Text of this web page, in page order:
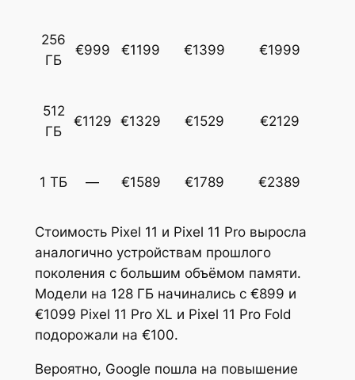
256
ГБ
€999 €1199 €1399 €1999
512
ГБ
€1129 €1329 €1529 €2129
1 ТБ — €1589 €1789 €2389
Стоимость Pixel 11 и Pixel 11 Pro выросла
аналогично устройствам прошлого
поколения с большим объёмом памяти.
Модели на 128 ГБ начинались с €899 и
€1099 Pixel 11 Pro XL и Pixel 11 Pro Fold
подорожали на €100.
Вероятно, Google пошла на повышение